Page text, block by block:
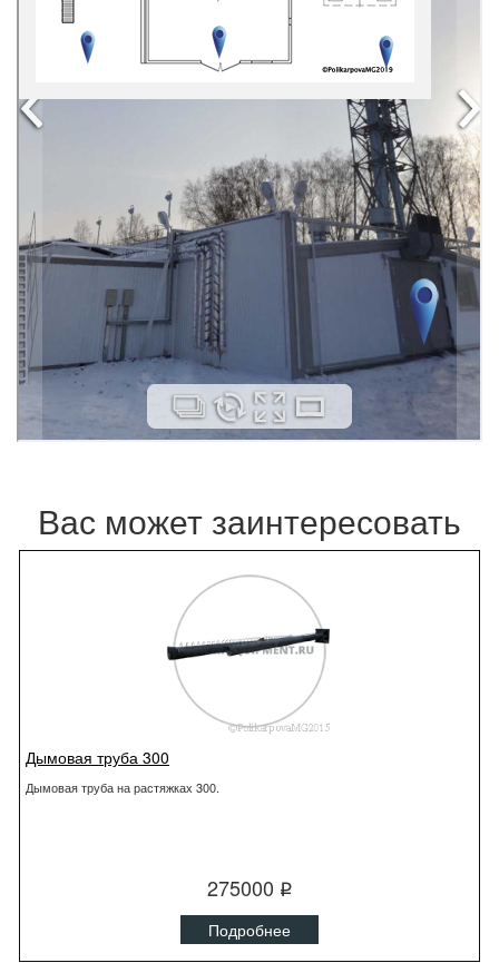
Вас может заинтересовать
Дымовая труба 300
Дымовая труба на растяжках 300.
275000 q
Подробнее